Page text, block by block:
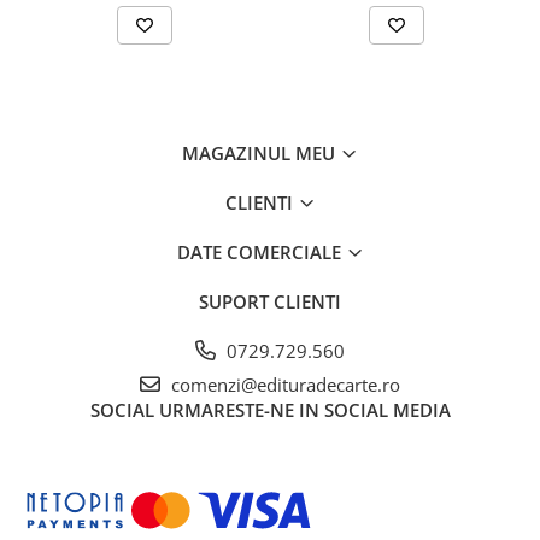
MAGAZINUL MEU
CLIENTI
DATE COMERCIALE
SUPORT CLIENTI
0729.729.560
comenzi@edituradecarte.ro
SOCIAL URMARESTE-NE IN SOCIAL MEDIA